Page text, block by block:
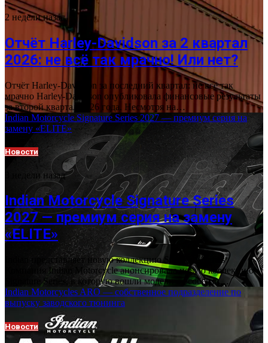
2 недели назад
Отчёт Harley-Davidson за 2 квартал
2026: не всё так мрачно! Или нет?
Отчёт Harley-Davidson за последний квартал: не всё так
мрачно Harley-Davidson опубликовала финансовые результаты
за второй квартал 2026 года. Несмотря на…
Indian Motorcycle Signature Series 2027 — премиум серия на
замену «ELITE»
Новости
3 недели назад
Indian Motorcycle Signature Series
2027 — премиум серия на замену
«ELITE»
Indian представляет новую коллекцию Signature Series
Компания Indian Motorcycle анонсировала новую коллекцию
Signature Series, в которую вошли модели с особыми…
Indian Motorcycles ARO — собственное подразделение по
выпуску заводского тюнинга
Новости